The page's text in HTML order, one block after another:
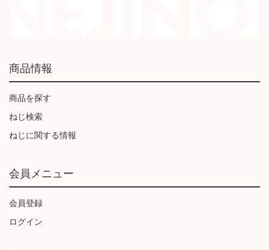
商品情報
商品を探す
ねじ検索
ねじに関する情報
会員メニュー
会員登録
ログイン